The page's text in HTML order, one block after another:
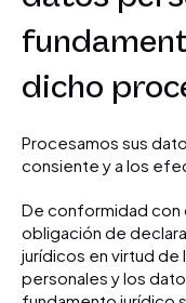
dicho
Procesamos sus
consiente y a los
De conformidad con
obligación de
jurídicos en virtud
personales y los